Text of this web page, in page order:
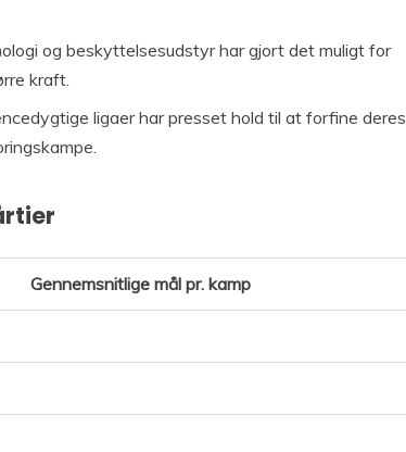
og beskyttelsesudstyr har gjort det muligt for
kraft.
ligaer har presset hold til at forfine deres
Gennemsnitlige mål pr. kamp